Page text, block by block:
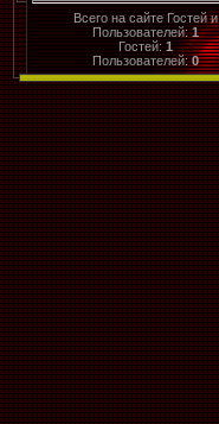
Всего на сайте Гостей и
Пользователей:1
Гостей:1
Пользователей:0